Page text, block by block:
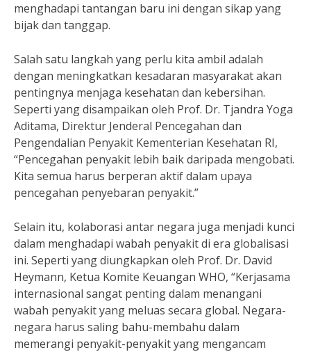
menghadapi tantangan baru ini dengan sikap yang
bijak dan tanggap.
Salah satu langkah yang perlu kita ambil adalah
dengan meningkatkan kesadaran masyarakat akan
pentingnya menjaga kesehatan dan kebersihan.
Seperti yang disampaikan oleh Prof. Dr. Tjandra Yoga
Aditama, Direktur Jenderal Pencegahan dan
Pengendalian Penyakit Kementerian Kesehatan RI,
“Pencegahan penyakit lebih baik daripada mengobati.
Kita semua harus berperan aktif dalam upaya
pencegahan penyebaran penyakit.”
Selain itu, kolaborasi antar negara juga menjadi kunci
dalam menghadapi wabah penyakit di era globalisasi
ini. Seperti yang diungkapkan oleh Prof. Dr. David
Heymann, Ketua Komite Keuangan WHO, “Kerjasama
internasional sangat penting dalam menangani
wabah penyakit yang meluas secara global. Negara-
negara harus saling bahu-membahu dalam
memerangi penyakit-penyakit yang mengancam